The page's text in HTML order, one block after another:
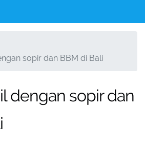
sopir dan BBM di Bali
dengan sopir dan